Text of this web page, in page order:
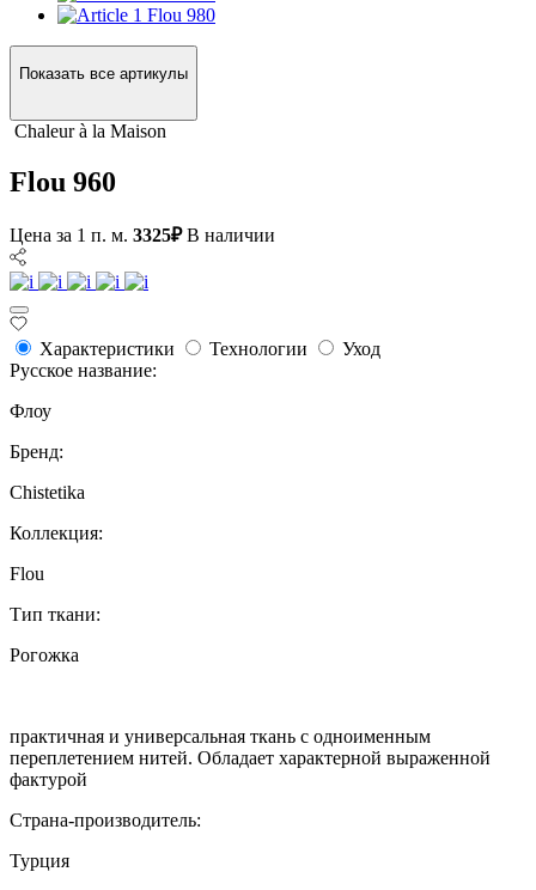
Flou 980
Показать все артикулы
Сhaleur à la Maison
Flou 960
Цена за 1 п. м. 3325₽ В наличии
Характеристики Технологии
Уход
Русское название:
Флоу
Бренд:
Chistetika
Коллекция:
Flou
Тип ткани:
Рогожка
практичная и универсальная ткань с одноименным
переплетением нитей. Обладает характерной выраженной
фактурой
Страна-производитель:
Турция